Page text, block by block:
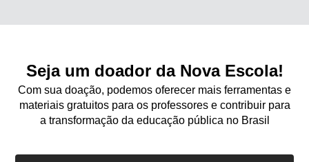
Seja um doador da Nova Escola!
Com sua doação, podemos oferecer mais ferramentas e
materiais gratuitos para os professores e contribuir para
a transformação da educação pública no Brasil